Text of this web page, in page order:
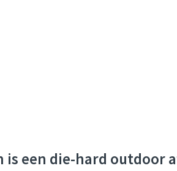
is een die-hard outdoor